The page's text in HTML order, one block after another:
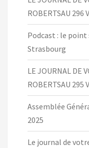
ROBERTSAU 296
Podcast : le point
Strasbourg
LE JOURNAL DE
ROBERTSAU 295
Assemblée
2025
Le journal de